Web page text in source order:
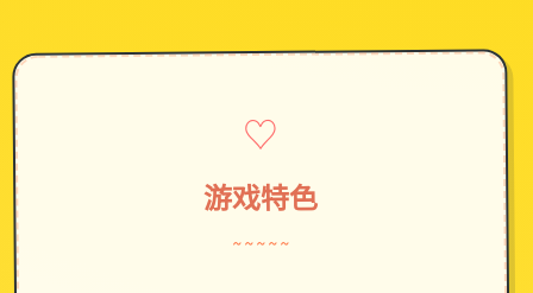
♡
游戏特色
~~~~~